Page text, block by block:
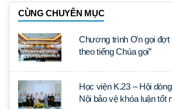
CÙNG CHUYÊN MỤC
Chương trình Ơn gọi đợt
theo tiếng Chúa gọi”
Học viện K.23 – Hội
Nội bảo vệ khóa luận tốt